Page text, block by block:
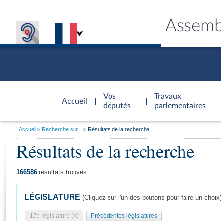
Accueil
d'accueil
Vos
députés
Travaux
parlementaires
Général
Vous
Accueil Recherche sur... Résultats de la recherche
Résultats de la recherche
166586 résultats trouvés
LÉGISLATURE (Cliquez sur l'un des boutons pour faire un choix)
17e législature (X) Précédentes législatures